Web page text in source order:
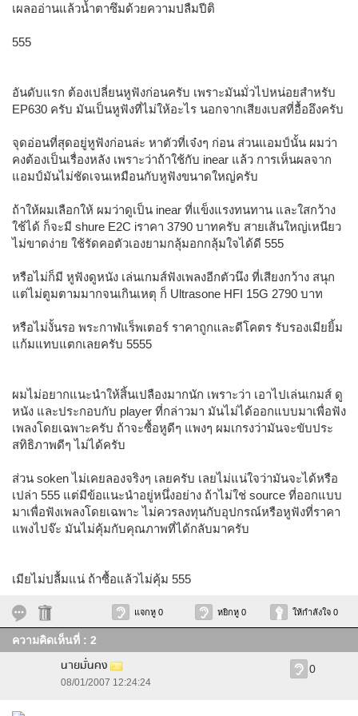
เผลออ่านแล้วน้ำตาซึมด้วยความปลืมปีติ
555
อันดับแรก ต้องเปลี่ยนหูฟังก่อนครับ เพราะมันมั่วไปหน่อยสำหรับ
EP630 ครับ มันเป็นหูฟังที่ไม่ให้อะไร นอกจากเสียงเบสที่อื้ออึงครับ
จุดอ่อนที่สุดอยู่หูฟังก่อนล่ะ หาตัวที่เจ๋งๆ ก่อน ส่วนแอมป์นั้น ผมว่า
คงต้องเป็นเรื่องหลัง เพราะว่าถ้าใช้กับ inear แล้ว การเห็นผลจาก
แอมป์มันไม่ชัดเจนเหมือนกับหูฟังขนาดใหญ่ครับ
ถ้าให้ผมเลือกให้ ผมว่าดูเป็น inear ที่แข็งแรงทนทาน และใสกว้าง
ใช้ได้ ก็จะมี shure E2C iราคา 3790 บาทครับ สายเส้นใหญ่เหนียว
ไม่ขาดง่าย ใช้รัดคอตัวเองยามกลุ้มอกกลุ้มใจได้ดี 555
หรือไม่ก็มี หูฟังดูหนัง เล่นเกมส์ฟังเพลงอีกตัวนึง ที่เสียงกว้าง สนุก
แต่ไม่ตูมตามมากจนเกินเหตุ ก็ Ultrasone HFI 15G 2790 บาท
หรือไม่งั้นรอ พระกาฬแร็พเตอร์ ราคาถูกและดีโคตร รับรองเมียยิ้ม
แก้มแทบแตกเลยครับ 5555
ผมไม่อยากแนะนำให้สิ้นเปลืองมากนัก เพราะว่า เอาไปเล่นเกมส์ ดู
หนัง และประกอบกับ player ที่กล่าวมา มันไม่ได้ออกแบบมาเพื่อฟัง
เพลงโดยเฉพาะครับ ถ้าจะซื้อหูดีๆ แพงๆ ผมเกรงว่ามันจะขับประ
สทิธิภาพดีๆ ไม่ได้ครับ
ส่วน soken ไม่เคยลองจริงๆ เลยครับ เลยไม่แน่ใจว่ามันจะได้หรือ
เปล่า 555 แต่มีข้อแนะนำอยู่หนึ่งอย่าง ถ้าไม่ใช่ source ที่ออกแบบ
มาเพื่อฟังเพลงโดยเฉพาะ ไม่ควรลงทุนกับอุปกรณ์หรือหูฟังที่ราคา
แพงไปจ๊ะ มันไม่คุ้มกับคุณภาพที่ได้กลับมาครับ
เมียไม่ปลื้มแน่ ถ้าซื้อแล้วไม่คุ้ม 555
แจกหู 0 หยิกหู 0 ให้กำลังใจ 0
ความคิดเห็นที่ : 2
นายมั่นคง
08/01/2007 12:24:24
0